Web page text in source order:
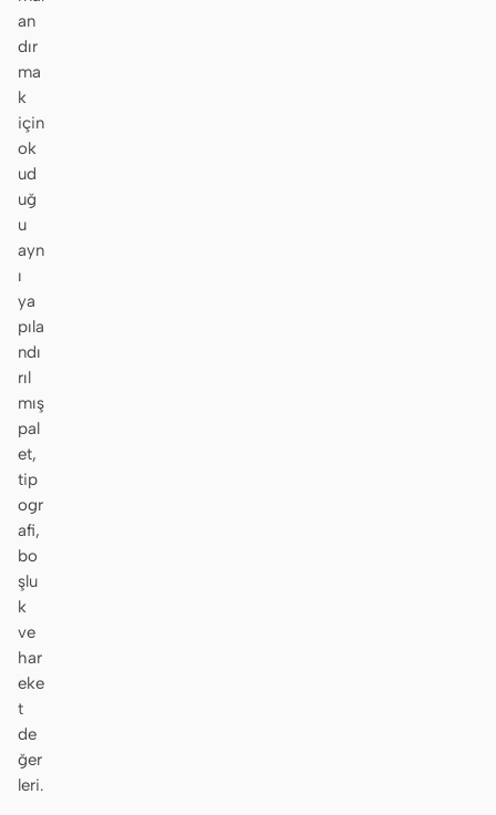
an
dır
ma
k
için
ok
ud
uğ
u
ayn
ı
ya
pıla
ndı
rıl
mış
pal
et,
tip
ogr
afi,
bo
şlu
k
ve
har
eke
t
de
ğer
leri.